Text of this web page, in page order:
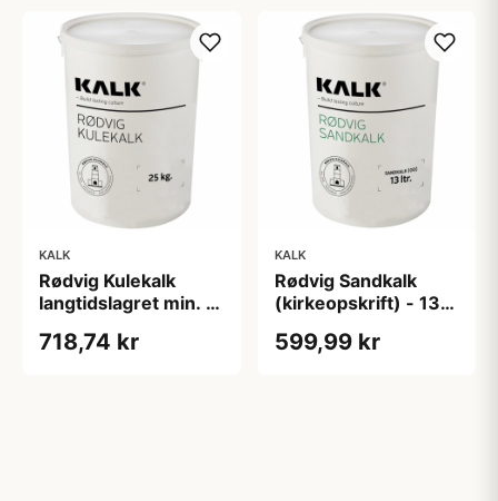
KALK
Rødvig Kulekalk
langtidslagret min. 4
718,74 kr
KALK
Rødvig Sandkalk
(kirkeopskrift) - 13
599,99 kr